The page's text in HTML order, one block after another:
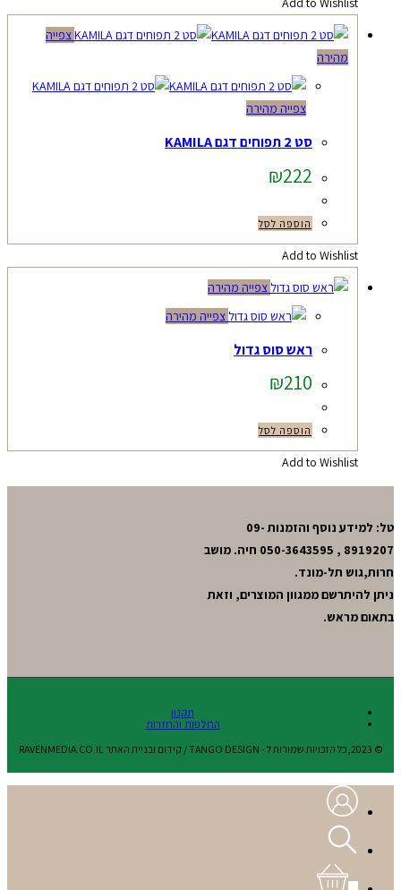
צפייה
מהירה
צפייה מהירה
סט 2 תפוחים דגם KAMILA
₪222
הוספה לסל
Add to Wishlist
צפייה מהירה
צפייה מהירה
ראש סוס גדול
₪210
הוספה לסל
Add to Wishlist
טל: למידע נוסף והזמנות 09-
8919207 , 050-3643595 חיה. מושב
חרות,גוש תל-מונד.
ניתן להיתרשם ממגוון המוצרים, וזאת
בתאום מראש.
תקנון
החלפות והחזרות
© 2023,כל הזכויות שמורות ל - TANGO DESIGN / קידום ובניית האתר RAVENMEDIA.CO.IL